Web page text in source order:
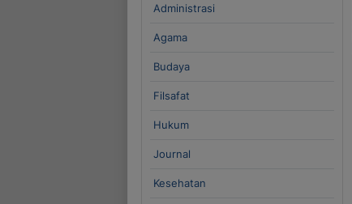
Administrasi
Agama
Budaya
Filsafat
Hukum
Journal
Kesehatan